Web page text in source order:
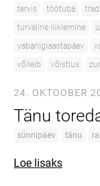
tervis
töötuba
turvaline liiklemine
vabariigiaastapäev
võileib
võistlus
24. OKTOOBER
Tänu
sünnipäev tänu
Loe lisaks